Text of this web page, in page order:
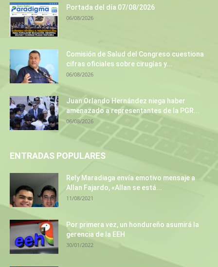
Portada del día 07/08/2026
06/08/2026
Comisión de Salud del Congreso cuestiona
cifras oficiales sobre cirugías y...
06/08/2026
Juan Orlando Hernández niega haber
amenazado a representantes de la PGR...
06/08/2026
ENTRADAS POPULARES
Rely Maradiaga envía emotivo mensaje a
Allan Fajardo, «Allan se está...
11/08/2021
Por primera vez, un hondureño asumirá la
gerencia de la EEH
30/01/2022